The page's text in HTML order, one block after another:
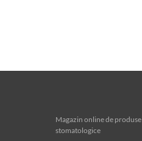
Magazin online de produse
stomatologice